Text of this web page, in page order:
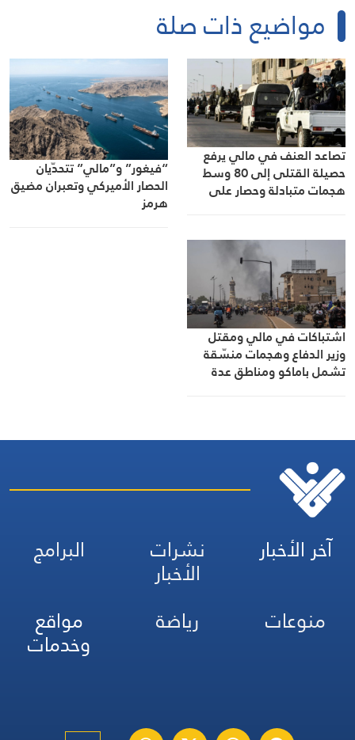
مواضيع ذات صلة
تصاعد العنف في مالي يرفع
حصيلة القتلى إلى 80 وسط
هجمات متبادلة وحصار على
“فيغور” و”مالي” تتحدّيان
الحصار الأميركي وتعبران مضيق
هرمز
اشتباكات في مالي ومقتل
وزير الدفاع وهجمات منسّقة
تشمل باماكو ومناطق عدة
آخر الأخبار نشرات
الأخبار
البرامج
منوعات
رياضة مواقع
وخدمات